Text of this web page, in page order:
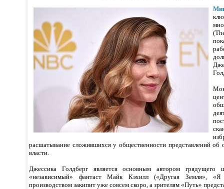
расшатывание сложившихся у общественности представлений
власти.
Джессика Голдберг является основным автором грядущего
«независимый» фантаст Майк Кэхилл («Другая Земля»,
производством закипит уже совсем скоро, а зрителям «Путь»